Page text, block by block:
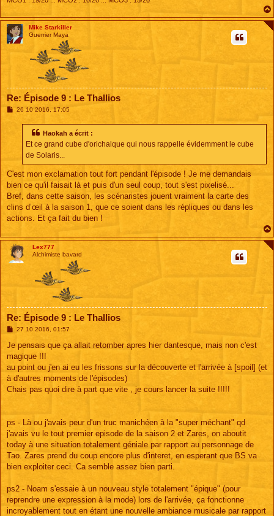
Mike Starkiller
Guerrier Maya
Re: Épisode 9 : Le Thallios
M26 10 2016, 17:05
Haokah a écrit :
Et ce grand cube d'orichalque qui nous rappelle évidemment le cube
de Solaris...
C'est mon exclamation tout fort pendant l'épisode ! Je me demandais
bien ce qu'il faisait là et puis d'un seul coup, tout s'est pixelisé...
Bref, dans cette saison, les scénaristes jouent vraiment la carte des
clins d’œil à la saison 1, que ce soient dans les répliques ou dans les
actions. Et ça fait du bien !
Lex777
Alchimiste bavard
Re: Épisode 9 : Le Thallios
M
s
a
g
27 10 2016, 01:57
Je pensais que ça allait retomber apres hier dantesque, mais non c'est
magique !!!
au point ou j'en ai eu les frissons sur la découverte et l'arrivée à [spoil] (et
à d'autres moments de l'épisodes)
Chais pas quoi dire à part que vite , je cours lancer la suite !!!!!
ps - Là ou j'avais peur d'un truc manichéen à la "super méchant" qd
j'avais vu le tout premier episode de la saison 2 et Zares, on aboutit
today à une situation totalement géniale par rapport au personnage de
Tao. Zares prend du coup encore plus d'interet, en esperant que BS va
bien exploiter ceci. Ca semble assez bien parti.
ps2 - Noam s'essaie à un nouveau style totalement "épique" (pour
reprendre une expression à la mode) lors de l'arrivée, ça fonctionne
incroyablement tout en étant une nouvelle ambiance musicale par rapport